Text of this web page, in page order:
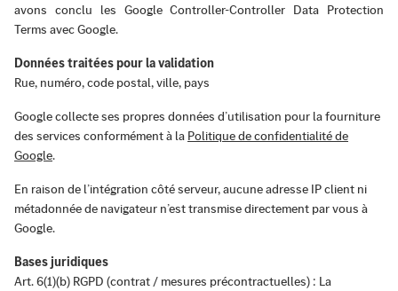
avons conclu les Google Controller‑Controller Data Protection
Terms avec Google.
Données traitées pour la validation
Rue, numéro, code postal, ville, pays
Google collecte ses propres données d’utilisation pour la fourniture
des services conformément à la Politique de confidentialité de
Google.
En raison de l’intégration côté serveur, aucune adresse IP client ni
métadonnée de navigateur n’est transmise directement par vous à
Google.
Bases juridiques
Art. 6(1)(b) RGPD (contrat / mesures précontractuelles) : La